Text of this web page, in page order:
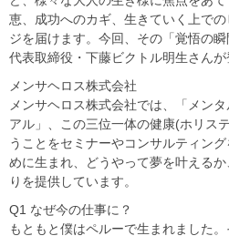
恵、成功へのカギ、生きていく上で
ジを届けます。今回、その「覚悟の
代表取締役・下藤ビクトル明生さんが
メンサヘロス株式会社
メンサヘロス株式会社では、「メン
アル」、この三位一体の健康(ホリス
うことをセミナーやコンサルティン
めに生まれ、どうやって夢を叶える
りを提供しています。
Q1 なぜ今の仕事に？
もともと僕はペルーで生まれました